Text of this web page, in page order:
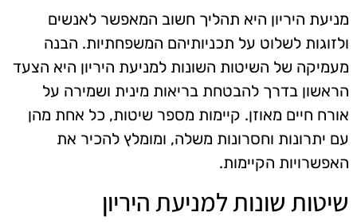
מניעת היריון היא תהליך חשוב המאפשר לאנשים
ולזוגות לשלוט על תכניותיהם המשפחתיות. הבנה
מעמיקה של השיטות השונות למניעת היריון היא הצעד
הראשון בדרך להבטחת בריאות מינית ושמירה על
אורח חיים מאוזן. קיימות מספר שיטות, כל אחת מהן
עם יתרונות וחסרונות משלה, ומומלץ להכיר את
האפשרויות הקיימות.
שיטות שונות למניעת היריון